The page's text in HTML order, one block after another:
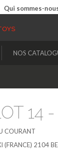
Qui sommes-
NOS
14
COURANT
(FRANCE) 2104